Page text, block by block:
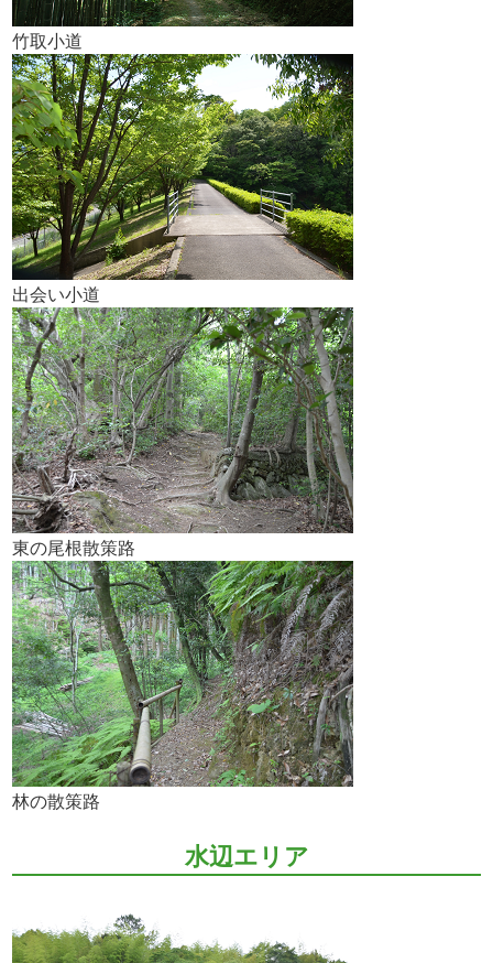
竹取小道
出会い小道
東の尾根散策路
林の散策路
水辺エリア